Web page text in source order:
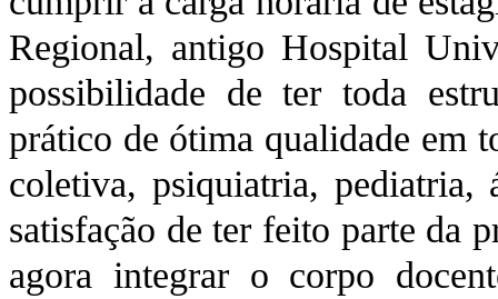
Regional, antigo Hospital
possibilidade de ter toda
prático de ótima qualidade em
coletiva, psiquiatria, pediatria,
satisfação de ter feito parte da
agora integrar o corpo